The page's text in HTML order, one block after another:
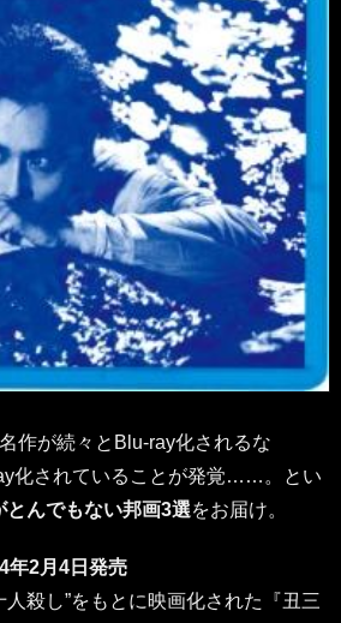
作が続々とBlu-ray化されるな
化されていることが発覚……。とい
んでもない邦画3選をお届け。
年2月4日発売
殺し”をもとに映画化された『丑三